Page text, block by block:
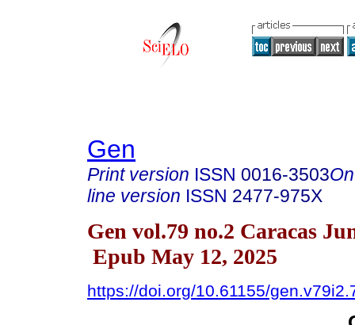
Gen
Print version ISSN 0016-3503
line version ISSN 2477-975X
Gen vol.79 no.2 Caracas
Epub May 12, 2025
https://doi.org/10.61155/